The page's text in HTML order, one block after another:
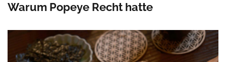
Warum Popeye Recht hatte